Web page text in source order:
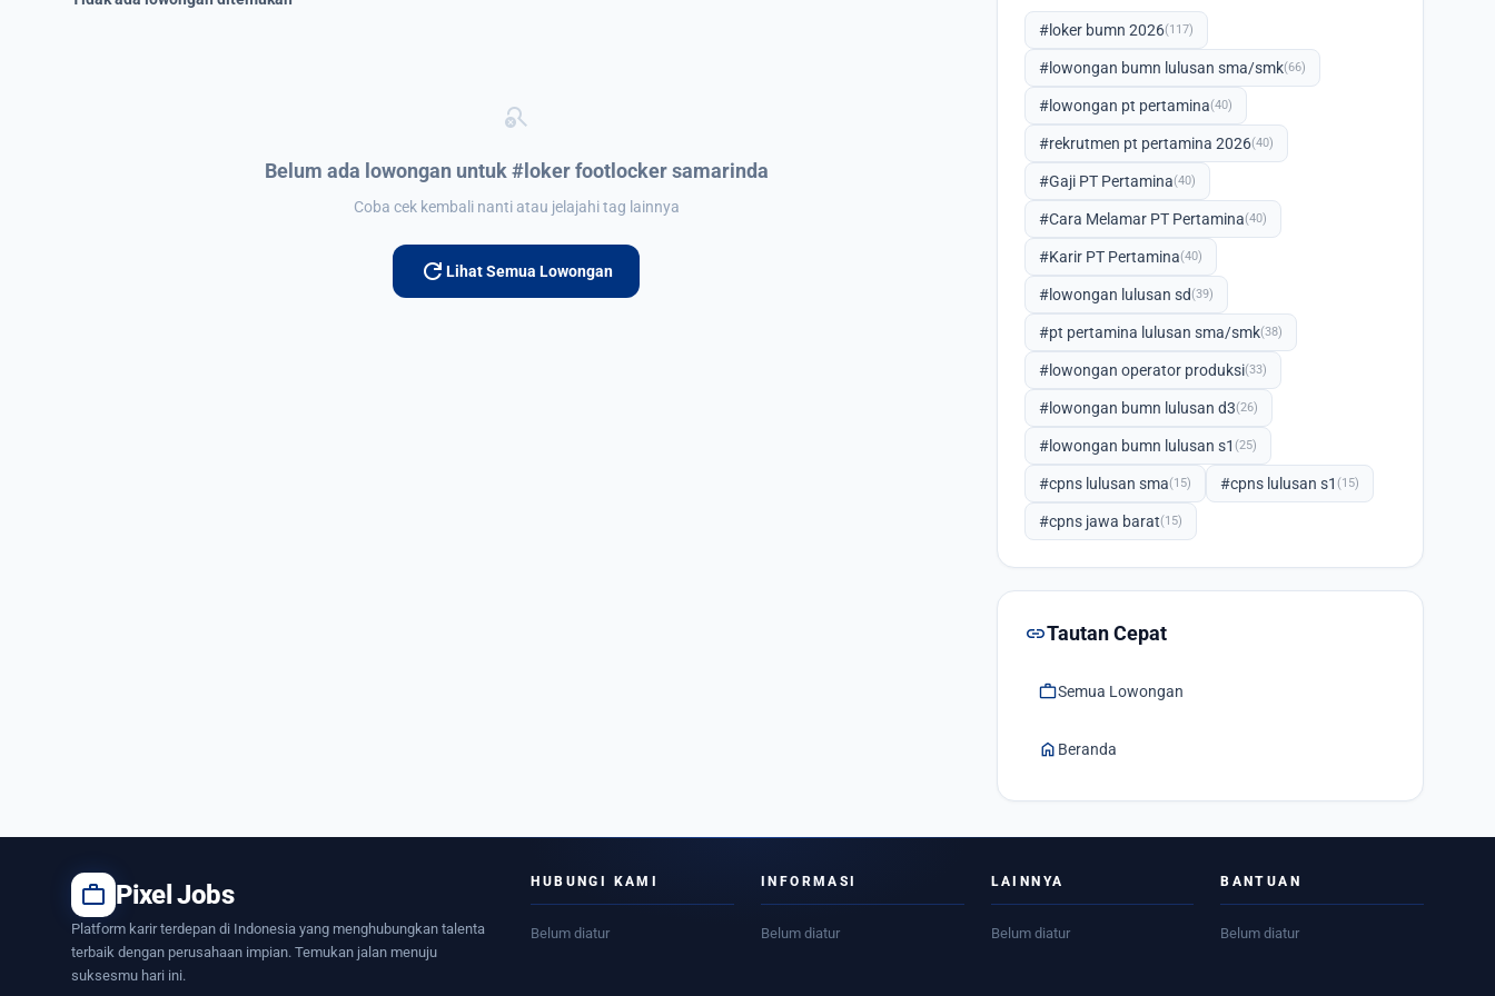
search_off
Belum ada lowongan untuk #loker footlocker samarinda
Coba cek kembali nanti atau jelajahi tag lainnya
refresh Lihat Semua Lowongan
#loker bumn 2026(117)
#lowongan bumn lulusan sma/smk(66)
#lowongan pt pertamina(40)
#rekrutmen pt pertamina 2026(40)
#Gaji PT Pertamina(40)
#Cara Melamar PT Pertamina(40)
#Karir PT Pertamina(40)
#lowongan lulusan sd(39)
#pt pertamina lulusan sma/smk(38)
#lowongan operator produksi(33)
#lowongan bumn lulusan d3(26)
#lowongan bumn lulusan s1 (25)
#cpns lulusan sma(15) #cpns lulusan s1 (15)
#cpns jawa barat(15)
linkTautan Cepat
workSemua Lowongan
home Beranda
work Pixel Jobs
Platform karir terdepan di Indonesia yang menghubungkan talenta
terbaik dengan perusahaan impian. Temukan jalan menuju
suksesmu hari ini.
HUBUNGI KAMI
Belum diatur
INFORMASI
Belum diatur
LAINNYA
Belum diatur
BANTUAN
Belum diatur